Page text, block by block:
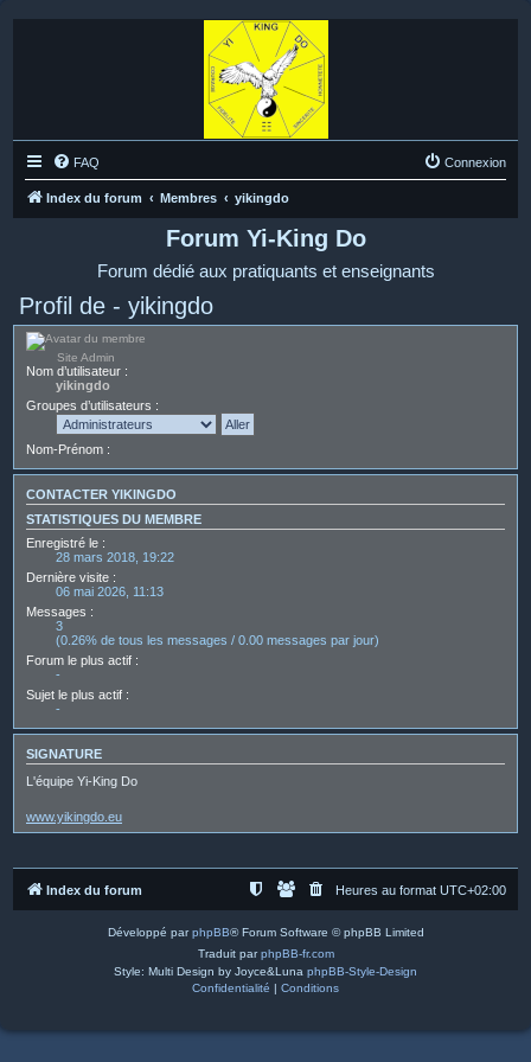
FAQ Connexion
Index du forum Membres yikingdo
Forum Yi-King Do
Forum dédié aux pratiquants et enseignants
Profil de - yikingdo
Site Admin
Nom d’utilisateur :
yikingdo
Groupes d’utilisateurs :
Nom-Prénom :
CONTACTER YIKINGDO
STATISTIQUES DU MEMBRE
Enregistré le :
28 mars 2018, 19:22
Dernière visite :
06 mai 2026, 11:13
Messages :
3
(0.26% de tous les messages / 0.00 messages par jour)
Forum le plus actif :
-
Sujet le plus actif :
-
SIGNATURE
L'équipe Yi-King Do
www.yikingdo.eu
Index du forum Heures au format UTC+02:00
Développé parphpBB® Forum Software © phpBB Limited
Traduit parphpBB-fr.com
Style: Multi Design by Joyce&Luna phpBB-Style-Design
Confidentialité
Conditions